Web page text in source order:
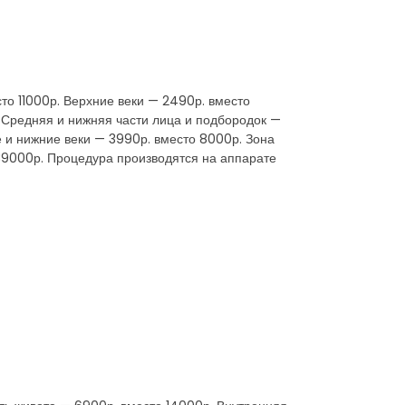
11000р. Верхние веки — 2490р. вместо
и нижняя части лица и подбородок —
и нижние веки — 3990р. вместо 8000р. Зона
Процедура производятся на аппарате